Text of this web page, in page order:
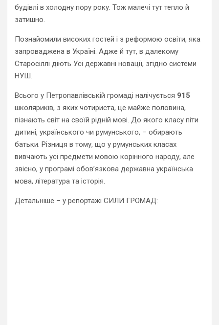
будівлі в холодну пору року. Тож малечі тут тепло й
затишно.
Познайомили високих гостей і з реформою освіти, яка
запроваджена в Україні. Адже й тут, в далекому
Старосіллі діють Усі державні новації, згідно системи
НУШ.
Всього у Петропавлівській громаді налічується 915
школяриків, з яких чотириста, це майже половина,
пізнають світ на своїй рідній мові. До якого класу піти
дитині, українського чи румунського, – обирають
батьки. Різниця в тому, що у румунських класах
вивчають усі предмети мовою корінного народу, але
звісно, у програмі обов’язкова державна українська
мова, література та історія.
Детальніше – у репортажі СИЛИ ГРОМАД: